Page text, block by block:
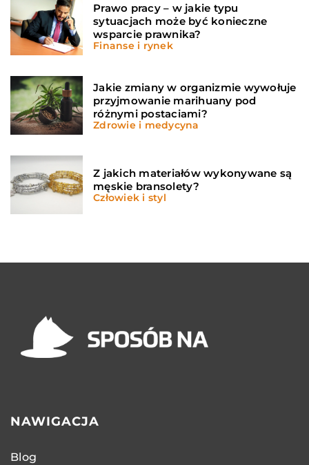
Prawo pracy – w jakie typu
sytuacjach może być konieczne
wsparcie prawnika?
Finanse i rynek
Jakie zmiany w organizmie wywołuje
przyjmowanie marihuany pod
różnymi postaciami?
Zdrowie i medycyna
Z jakich materiałów wykonywane są
męskie bransolety?
Człowiek i styl
NAWIGACJA
Blog